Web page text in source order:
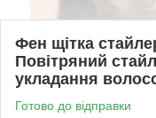
Фен щітка
Повітряний
укладання
Готово до відправки